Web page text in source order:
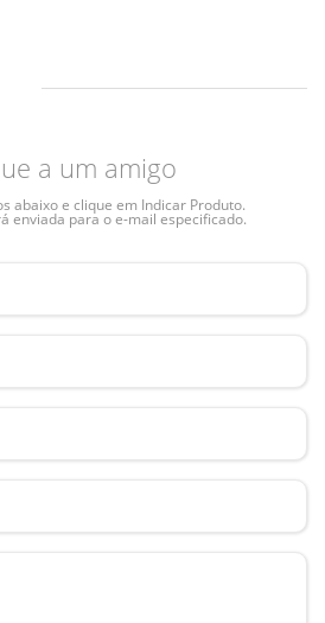
a um amigo
abaixo e clique em Indicar Produto.
enviada para o e-mail especificado.